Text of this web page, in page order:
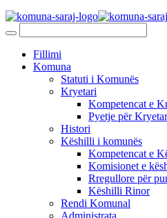
Fillimi
Komuna
Statuti i Komunës
Kryetari
Kompetencat e
Pyetje për
Histori
Këshilli i komunës
Kompetencat e
Komisionet e
Rregullore për
Këshilli Rinor
Rendi Komunal
Administrata